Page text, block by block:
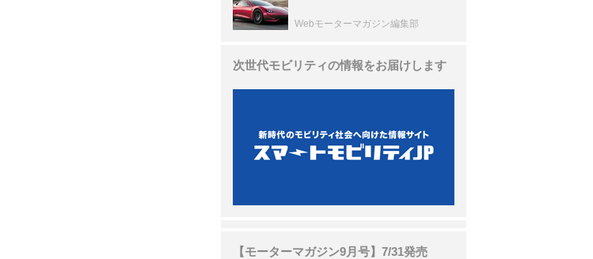
ーカークロニクル・完全版／
113】
Webモーターマガジン編集部
次世代モビリティの情報をお届けします
【モーターマガジン9月号】7/31発売